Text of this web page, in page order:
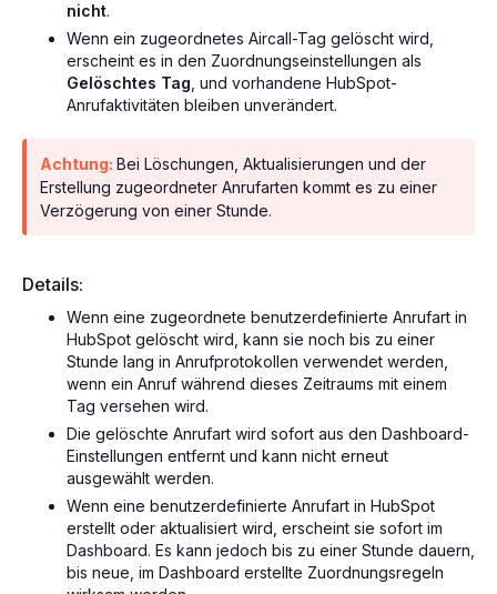
nicht.
Wenn ein zugeordnetes Aircall-Tag gelöscht wird,
erscheint es in den Zuordnungseinstellungen als
Gelöschtes Tag , und vorhandene HubSpot-
Anrufaktivitäten bleiben unverändert.
Achtung: Bei Löschungen, Aktualisierungen und der
Erstellung zugeordneter Anrufarten kommt es zu einer
Verzögerung von einer Stunde.
Details:
Wenn eine zugeordnete benutzerdefinierte Anrufart in
HubSpot gelöscht wird, kann sie noch bis zu einer
Stunde lang in Anrufprotokollen verwendet werden,
wenn ein Anruf während dieses Zeitraums mit einem
Tag versehen wird.
Die gelöschte Anrufart wird sofort aus den Dashboard-
Einstellungen entfernt und kann nicht erneut
ausgewählt werden.
Wenn eine benutzerdefinierte Anrufart in HubSpot
erstellt oder aktualisiert wird, erscheint sie sofort im
Dashboard. Es kann jedoch bis zu einer Stunde dauern,
bis neue, im Dashboard erstellte Zuordnungsregeln